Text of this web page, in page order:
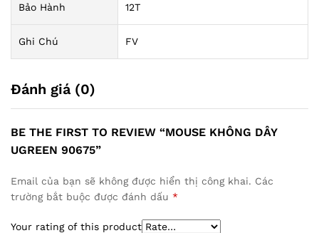
Bảo Hành 12T
Ghi Chú FV
Đánh giá (0)
BE THE FIRST TO REVIEW “MOUSE KHÔNG DÂY
UGREEN 90675”
Email của bạn sẽ không được hiển thị công khai. Các
trường bắt buộc được đánh dấu *
Your rating of this product